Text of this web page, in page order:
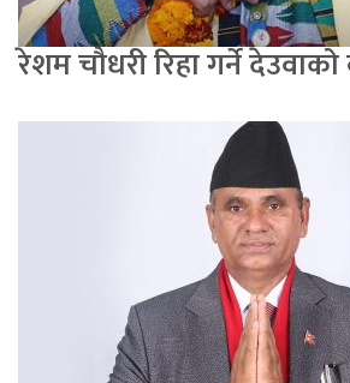
रेशम चौधरी रिहा गर्ने